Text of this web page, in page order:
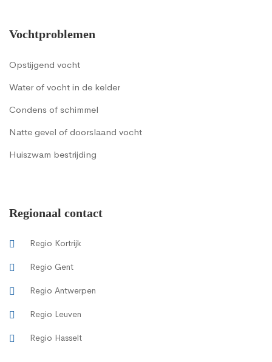
Vochtproblemen
Opstijgend vocht
Water of vocht in de kelder
Condens of schimmel
Natte gevel of doorslaand vocht
Huiszwam bestrijding
Regionaal contact
Regio Kortrijk
Regio Gent
Regio Antwerpen
Regio Leuven
Regio Hasselt